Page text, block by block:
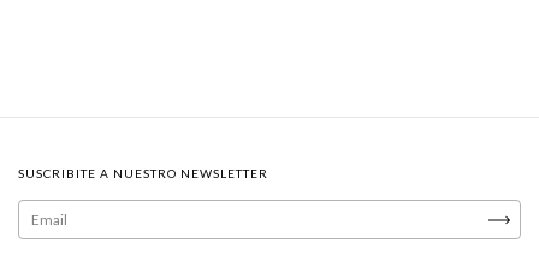
SUSCRIBITE A NUESTRO NEWSLETTER